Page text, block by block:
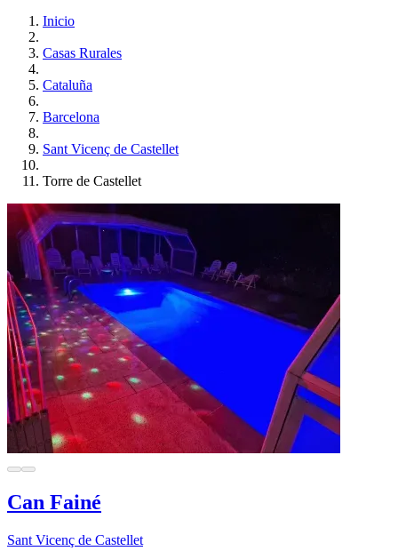
Inicio
Casas Rurales
Cataluña
Barcelona
Sant Vicenç de Castellet
Torre de Castellet
Can Fainé
Sant Vicenç de Castellet